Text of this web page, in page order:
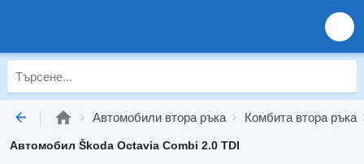
Автомобили втора ръка Комбита втора ръка
Автомобил Škoda Octavia Combi 2.0 TDI